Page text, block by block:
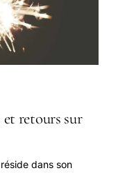
retours sur
dans son